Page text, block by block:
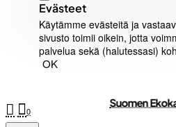
Evästeet
Käytämme evästeitä ja
sivusto toimii oikein, jotta
palvelua sekä (halutessasi)
OK
Suomen
0